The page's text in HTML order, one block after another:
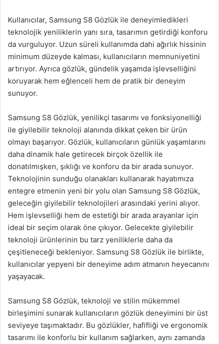
Kullanıcılar, Samsung S8 Gözlük ile deneyimledikleri
teknolojik yeniliklerin yanı sıra, tasarımın getirdiği konforu
da vurguluyor. Uzun süreli kullanımda dahi ağırlık hissinin
minimum düzeyde kalması, kullanıcıların memnuniyetini
artırıyor. Ayrıca gözlük, gündelik yaşamda işlevselliğini
koruyarak hem eğlenceli hem de pratik bir deneyim
sunuyor.
Samsung S8 Gözlük, yenilikçi tasarımı ve fonksiyonelliği
ile giyilebilir teknoloji alanında dikkat çeken bir ürün
olmayı başarıyor. Gözlük, kullanıcıların günlük yaşamlarını
daha dinamik hale getirecek birçok özellik ile
donatılmışken, şıklığı ve konforu da bir arada sunuyor.
Teknolojinin sunduğu olanakları kullanarak hayatımıza
entegre etmenin yeni bir yolu olan Samsung S8 Gözlük,
geleceğin giyilebilir teknolojileri arasındaki yerini alıyor.
Hem işlevselliği hem de estetiği bir arada arayanlar için
ideal bir seçim olarak öne çıkıyor. Gelecekte giyilebilir
teknoloji ürünlerinin bu tarz yeniliklerle daha da
çeşitleneceği bekleniyor. Samsung S8 Gözlük ile birlikte,
kullanıcılar yepyeni bir deneyime adım atmanın heyecanını
yaşayacak.
Samsung S8 Gözlük, teknoloji ve stilin mükemmel
birleşimini sunarak kullanıcıların gözlük deneyimini bir üst
seviyeye taşımaktadır. Bu gözlükler, hafifliği ve ergonomik
tasarımı ile konforlu bir kullanım sağlarken, aynı zamanda